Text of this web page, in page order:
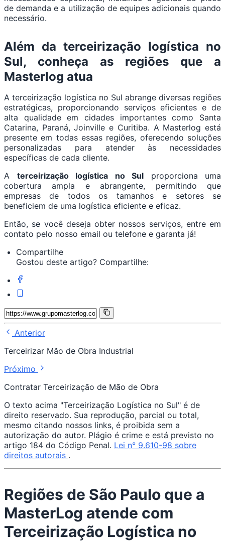
de demanda e a utilização de equipes adicionais quando
necessário.
Além da terceirização logística no
Sul, conheça as regiões que a
Masterlog atua
A terceirização logística no Sul abrange diversas regiões
estratégicas, proporcionando serviços eficientes e de
alta qualidade em cidades importantes como Santa
Catarina, Paraná, Joinville e Curitiba. A Masterlog está
presente em todas essas regiões, oferecendo soluções
personalizadas para atender às necessidades
específicas de cada cliente.
A terceirização logística no Sul proporciona uma
cobertura ampla e abrangente, permitindo que
empresas de todos os tamanhos e setores se
beneficiem de uma logística eficiente e eficaz.
Então, se você deseja obter nossos serviços, entre em
contato pelo nosso email ou telefone e garanta já!
Compartilhe
Gostou deste artigo? Compartilhe:
Anterior
Terceirizar Mão de Obra Industrial
Próximo
Contratar Terceirização de Mão de Obra
O texto acima "Terceirização Logística no Sul" é de
direito reservado. Sua reprodução, parcial ou total,
mesmo citando nossos links, é proibida sem a
autorização do autor. Plágio é crime e está previsto no
artigo 184 do Código Penal. Lei n° 9.610-98 sobre
direitos autorais .
Regiões de São Paulo que a
MasterLog atende com
Terceirização Logística no